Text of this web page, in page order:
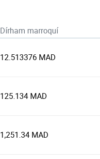
Dírham marroquí
12.513376 MAD
125.134 MAD
1,251.34 MAD